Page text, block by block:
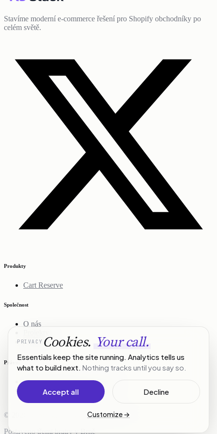
Stavíme moderní e-commerce řešení pro Shopify obchodníky po
celém světě.
Produkty
Cart Reserve
Společnost
O nás
Kontakt
Právní
Zásady ochrany osobních údajů
Podmínky služby
© 2026 R3Stack. Všechna práva vyhrazena.
Postaveno třemi bratry v Brně
PRIVACY Cookies. Your call.
Essentials keep the site running. Analytics tells us
what to build next. Nothing tracks until you say so.
Accept all Decline
Customize→